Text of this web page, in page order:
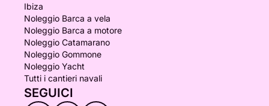
Ibiza
Noleggio Barca a vela
Noleggio Barca a motore
Noleggio Catamarano
Noleggio Gommone
Noleggio Yacht
Tutti i cantieri navali
SEGUICI